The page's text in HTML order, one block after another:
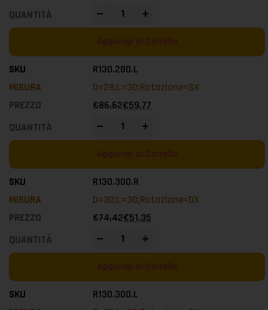
Aggiungi al Carrello
R130.280.L
D=28;L=30;Rotazione=SX
€86,62€59,77
Aggiungi al Carrello
R130.300.R
D=30;L=30;Rotazione=DX
€74,42€51,35
Aggiungi al Carrello
R130.300.L